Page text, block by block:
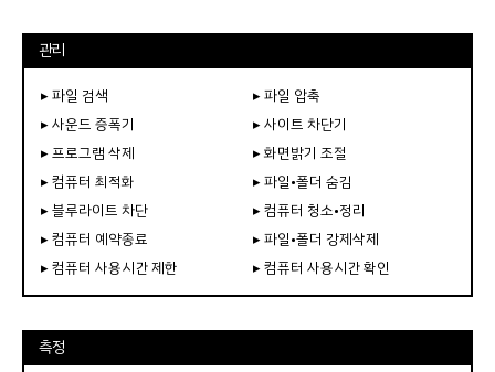
관리
▸ 파일 검색
▸ 파일 압축
▸ 사운드 증폭기
▸ 사이트 차단기
▸ 프로그램 삭제
▸ 화면밝기 조절
▸ 컴퓨터 최적화
▸ 파일•폴더 숨김
▸ 블루라이트 차단
▸ 컴퓨터 청소•정리
▸ 컴퓨터 예약종료
▸ 파일•폴더 강제삭제
▸ 컴퓨터 사용시간 제한
▸ 컴퓨터 사용시간 확인
측정